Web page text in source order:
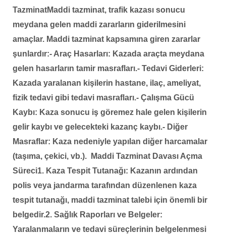
TazminatMaddi tazminat, trafik kazası sonucu
meydana gelen maddi zararların giderilmesini
amaçlar. Maddi tazminat kapsamına giren zararlar
şunlardır:- Araç Hasarları: Kazada araçta meydana
gelen hasarların tamir masrafları.- Tedavi Giderleri:
Kazada yaralanan kişilerin hastane, ilaç, ameliyat,
fizik tedavi gibi tedavi masrafları.- Çalışma Gücü
Kaybı: Kaza sonucu iş göremez hale gelen kişilerin
gelir kaybı ve gelecekteki kazanç kaybı.- Diğer
Masraflar: Kaza nedeniyle yapılan diğer harcamalar
(taşıma, çekici, vb.).
Maddi Tazminat Davası Açma
Süreci1. Kaza Tespit Tutanağı: Kazanın ardından
polis veya jandarma tarafından düzenlenen kaza
tespit tutanağı, maddi tazminat talebi için önemli bir
belgedir.2. Sağlık Raporları ve Belgeler:
Yaralanmaların ve tedavi süreçlerinin belgelenmesi